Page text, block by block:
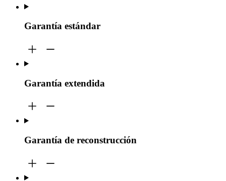
Garantía estándar
Garantía extendida
Garantía de reconstrucción